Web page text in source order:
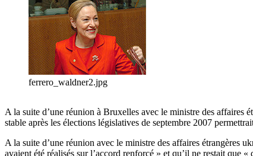
ferrero_waldner2.jpg
A la suite d’une réunion à Bruxelles avec le ministre des affaires
stable après les élections législatives de septembre 2007
A la suite d’une réunion avec le ministre des affaires étrangères
avaient été réalisés sur l’accord renforcé » et qu’il ne restait que